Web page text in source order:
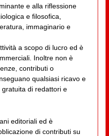
e alla riflessione
e filosofica,
immaginario e
a scopo di lucro ed è
Inoltre non è
contributi o
qualsiasi ricavo e
di redattori e
editoriali ed è
di contributi su